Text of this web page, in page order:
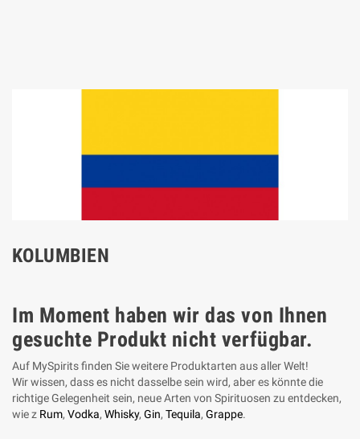
KOLUMBIEN
Im Moment haben wir das von Ihnen
gesuchte Produkt nicht verfügbar.
Auf MySpirits finden Sie weitere Produktarten aus aller Welt!
Wir wissen, dass es nicht dasselbe sein wird, aber es könnte die
richtige Gelegenheit sein, neue Arten von Spirituosen zu entdecken,
wie z Rum, Vodka, Whisky, Gin, Tequila, Grappe.